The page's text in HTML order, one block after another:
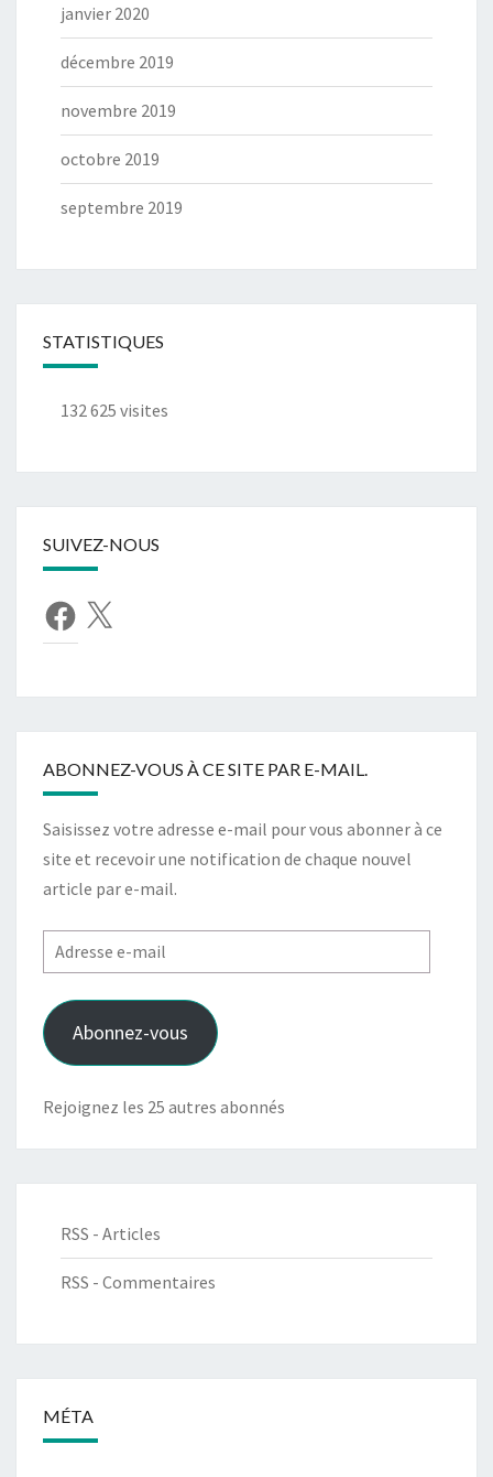
janvier 2020
décembre 2019
novembre 2019
octobre 2019
septembre 2019
STATISTIQUES
132 625 visites
SUIVEZ-NOUS
Facebook
X
ABONNEZ-VOUS À CE SITE PAR E-MAIL.
Saisissez votre adresse e-mail pour vous abonner à ce
site et recevoir une notification de chaque nouvel
article par e-mail.
Adresse
e-
mail
Abonnez-vous
Rejoignez les 25 autres abonnés
RSS - Articles
RSS - Commentaires
MÉTA